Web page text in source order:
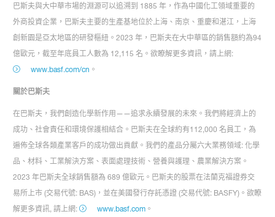
巴斯夫與大中華市場的淵源可以追溯到 1885 年，作為中國化工領域重要的
外商投資企業，巴斯夫主要的生產基地位於上海、南京、重慶和湛江，上海
創新園是亞太地區的研發樞紐。2023 年，巴斯夫在大中華區的銷售額約為94
億歐元，截至年底員工人數為 12,115 名。欲瞭解更多資訊，請上網:
www.basf.com/cn 。
關於巴斯夫
在巴斯夫，我們創造化學新作用——追求永續發展的未來。我們將經濟上的
成功、社會責任和環境保護相結合。巴斯夫在全球約有112,000 名員工，為
遍佈全球各類產業客戶的成功做出貢獻。我們的產品分屬六大業務領域: 化學
品、材料、工業解決方案、表面處理技術、營養與護理、農業解決方案。
2023 年巴斯夫全球銷售額為 689 億歐元。巴斯夫的股票在法蘭克福證券交
易所上市 (交易代號: BAS)，並在美國發行存託憑證 (交易代號: BASFY)。欲瞭
解更多資訊, 請上網:
www.basf.com。